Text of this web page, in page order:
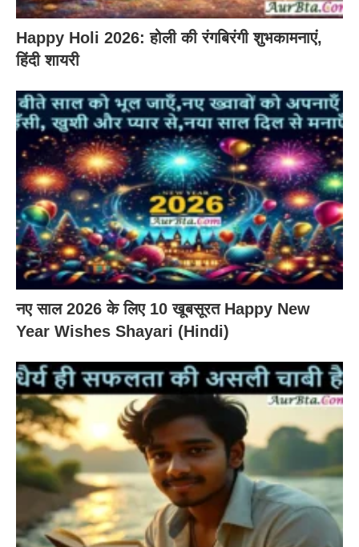
Happy Holi 2026: होली की रंगबिरंगी शुभकामनाएं,
हिंदी शायरी
नए साल 2026 के लिए 10 खूबसूरत Happy New
Year Wishes Shayari (Hindi)